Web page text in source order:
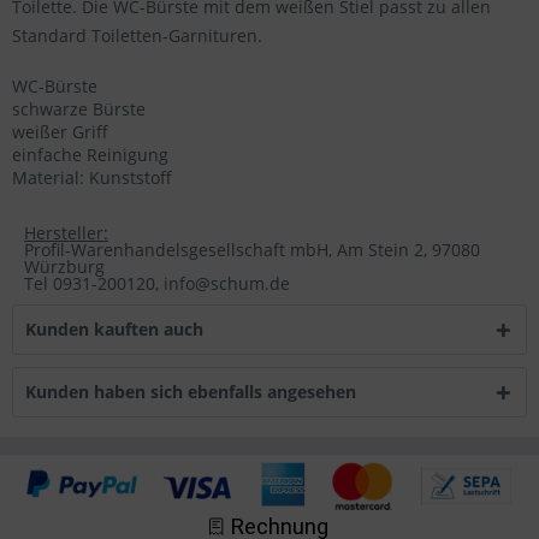
Toilette. Die WC-Bürste mit dem weißen Stiel passt zu allen
Standard Toiletten-Garnituren.
WC-Bürste
schwarze Bürste
weißer Griff
einfache Reinigung
Material: Kunststoff
Hersteller:
Profil-Warenhandelsgesellschaft mbH, Am Stein 2, 97080
Würzburg
Tel 0931-200120, info@schum.de
Kunden kauften auch
Kunden haben sich ebenfalls angesehen